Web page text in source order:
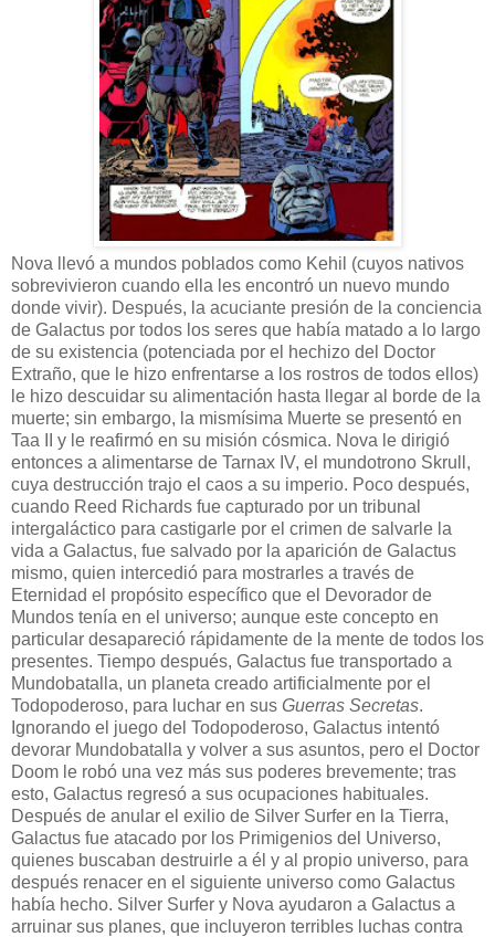
Nova llevó a mundos poblados como Kehil (cuyos nativos
sobrevivieron cuando ella les encontró un nuevo mundo
donde vivir). Después, la acuciante presión de la conciencia
de Galactus por todos los seres que había matado a lo largo
de su existencia (potenciada por el hechizo del Doctor
Extraño, que le hizo enfrentarse a los rostros de todos ellos)
le hizo descuidar su alimentación hasta llegar al borde de la
muerte; sin embargo, la mismísima Muerte se presentó en
Taa II y le reafirmó en su misión cósmica. Nova le dirigió
entonces a alimentarse de Tarnax IV, el mundotrono Skrull,
cuya destrucción trajo el caos a su imperio. Poco después,
cuando Reed Richards fue capturado por un tribunal
intergaláctico para castigarle por el crimen de salvarle la
vida a Galactus, fue salvado por la aparición de Galactus
mismo, quien intercedió para mostrarles a través de
Eternidad el propósito específico que el Devorador de
Mundos tenía en el universo; aunque este concepto en
particular desapareció rápidamente de la mente de todos los
presentes. Tiempo después, Galactus fue transportado a
Mundobatalla, un planeta creado artificialmente por el
Todopoderoso, para luchar en sus Guerras Secretas.
Ignorando el juego del Todopoderoso, Galactus intentó
devorar Mundobatalla y volver a sus asuntos, pero el Doctor
Doom le robó una vez más sus poderes brevemente; tras
esto, Galactus regresó a sus ocupaciones habituales.
Después de anular el exilio de Silver Surfer en la Tierra,
Galactus fue atacado por los Primigenios del Universo,
quienes buscaban destruirle a él y al propio universo, para
después renacer en el siguiente universo como Galactus
había hecho. Silver Surfer y Nova ayudaron a Galactus a
arruinar sus planes, que incluyeron terribles luchas contra